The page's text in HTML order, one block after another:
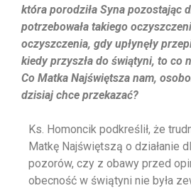
która porodziła Syna pozostając
potrzebowała takiego
oczyszczenia, gdy upłynęły
kiedy przyszła do świątyni, to co
Co Matka Najświętsza nam,
dzisiaj chce przekazać?
Ks. Homoncik podkreślił, że
Matkę Najświętszą o działanie
pozorów, czy z obawy przed
obecność w świątyni nie była